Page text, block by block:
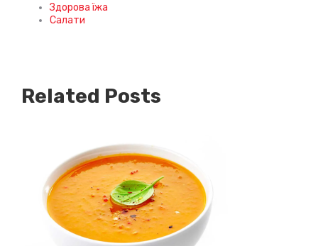
Здорова їжа
Салати
Related Posts